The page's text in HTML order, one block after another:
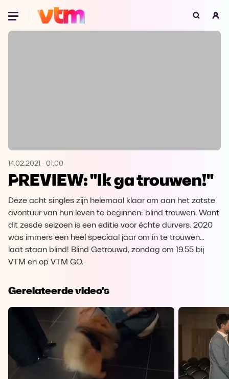
Oeps, browser niet ondersteund
Microsoft Edge Download
Opera
14.02.2021 - 01:00
PREVIEW: "Ik ga trouwen!"
Deze acht singles zijn helemaal klaar om aan het zotste
avontuur van hun leven te beginnen: blind trouwen. Want
dit zesde seizoen is een editie voor échte durvers. 2020
was immers een heel speciaal jaar om in te trouwen…
laat staan blind! Blind Getrouwd, zondag om 19.55 bij
VTM en op VTM GO.
Gerelateerde video's